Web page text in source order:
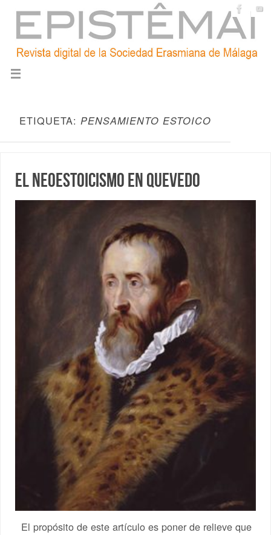
ETIQUETA: PENSAMIENTO ESTOICO
El Neoestoicismo en Quevedo
El propósito de este artículo es poner de relieve que